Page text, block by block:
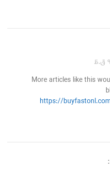
More articles like this
https://